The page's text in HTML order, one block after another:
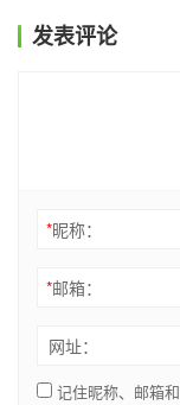
发表评论
*昵称：
*邮箱：
网址：
记住昵称、邮箱